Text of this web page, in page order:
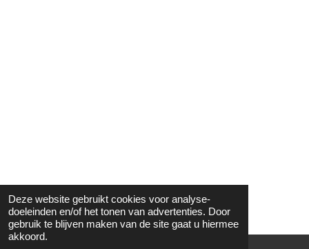
Deze website gebruikt cookies voor analyse-
doeleinden en/of het tonen van advertenties. Door
gebruik te blijven maken van de site gaat u hiermee
akkoord.